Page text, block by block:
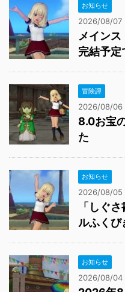
お知らせ
2026/08/07
メイン
完結予定
冒険譚
2026/08/06
8.0お宝
た
お知らせ
2026/08/05
「しぐ
ルふくび
お知らせ
2026/08/04